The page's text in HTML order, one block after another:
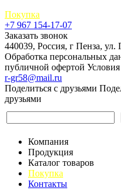
Покупка
+7 967 154-17-07
Заказать звонок
440039, Россия, г Пенза,
Обработка персональных
публичной офертой
r-gr58@mail.ru
Поделиться с друзьями
друзьями
Компания
Продукция
Каталог товаров
Покупка
Контакты